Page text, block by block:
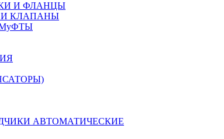
И ФЛАНЦЫ
КЛАПАНЫ
АВТОМАТИЧЕСКИЕ